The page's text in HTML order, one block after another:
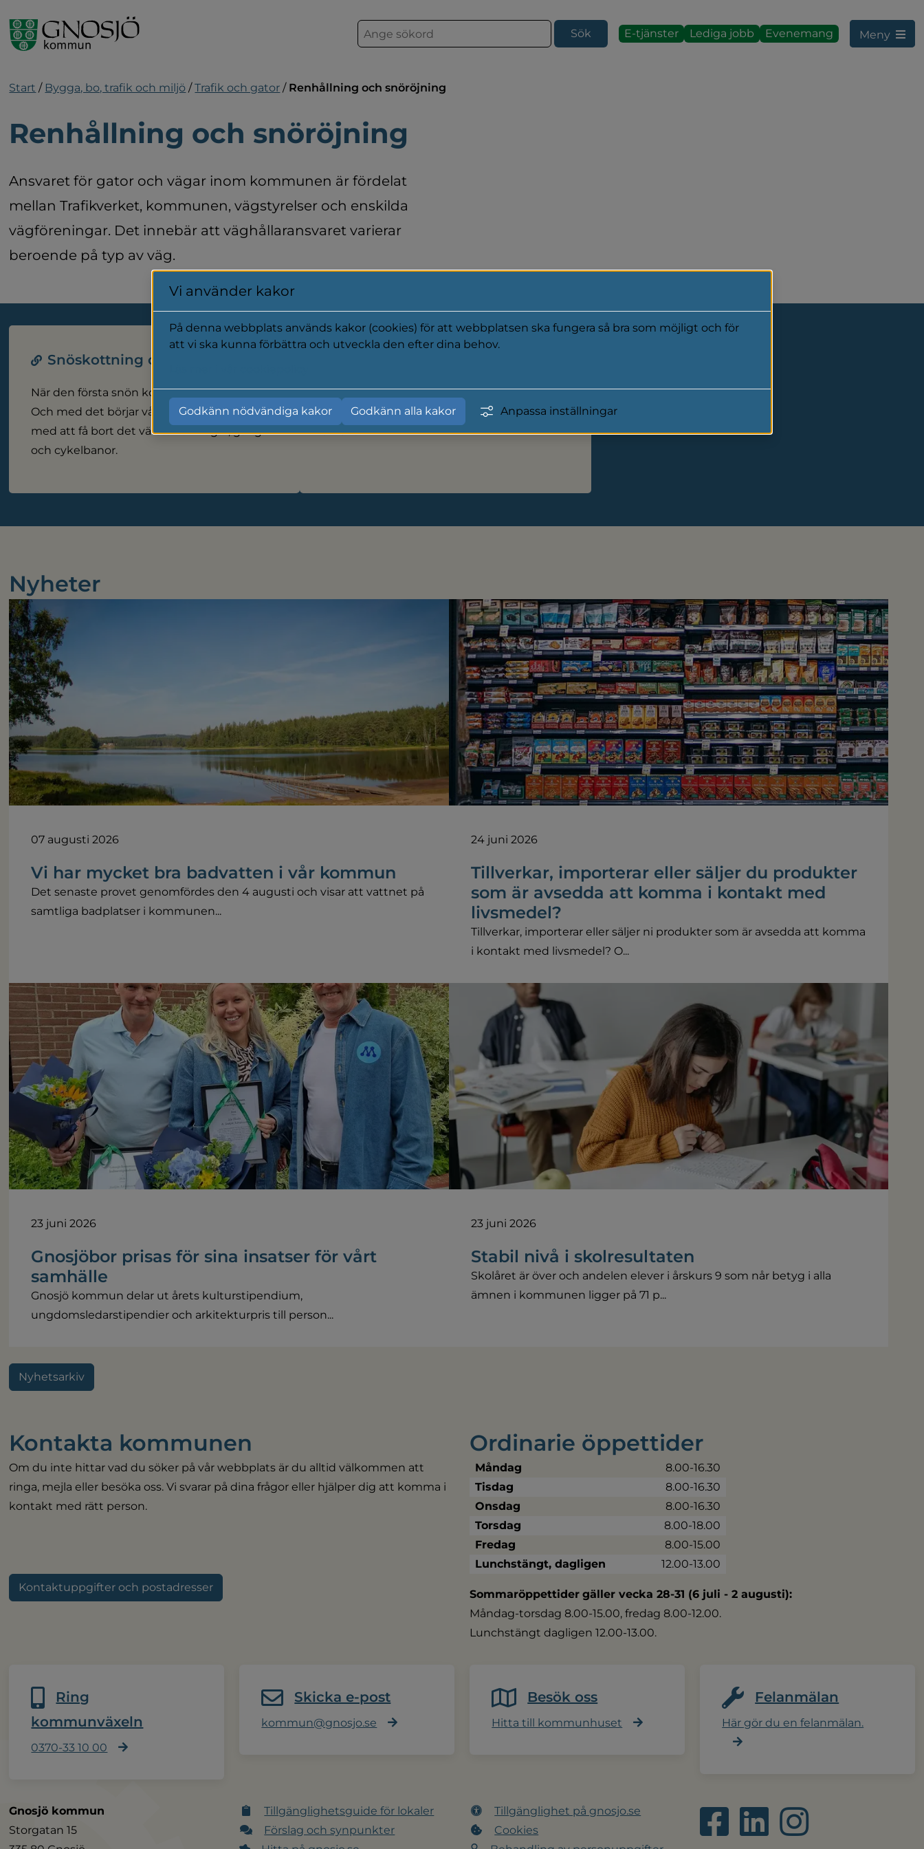
S
ö
E-tjänster Lediga jobb Evenemang Meny
Start / Bygga, bo, trafik och miljö / Trafik och gator / Renhållning och snöröjning
Renhållning och snöröjning
Ansvaret för gator och vägar inom kommunen är fördelat
mellan Trafikverket, kommunen, vägstyrelser och enskilda
vägföreningar. Det innebär att väghållaransvaret varierar
beroende på typ av väg.
Snöskottning och sandning
När den första snön kommer är vintern här.
Och med det börjar våra snöröjare sitt arbete
med att få bort det värsta från vägar, gång-
och cykelbanor.
Vår kommun ska vara en fin plats att leva i,
därför ser vi till att våra gator och trottoarer
är rena.
Nyheter
07 augusti 2026
Vi har mycket bra badvatten i vår kommun
Det senaste provet genomfördes den 4 augusti och visar att vattnet på
samtliga badplatser i kommunen...
24 juni 2026
Tillverkar, importerar eller säljer du produkter
som är avsedda att komma i kontakt med
livsmedel?
Tillverkar, importerar eller säljer ni produkter som är avsedda att komma
i kontakt med livsmedel? O...
23 juni 2026
Gnosjöbor prisas för sina insatser för vårt
samhälle
Gnosjö kommun delar ut årets kulturstipendium,
ungdomsledarstipendier och arkitekturpris till person...
23 juni 2026
Stabil nivå i skolresultaten
Skolåret är över och andelen elever i årskurs 9 som når betyg i alla
ämnen i kommunen ligger på 71 p...
Nyhetsarkiv
Kontakta kommunen
Om du inte hittar vad du söker på vår webbplats är du alltid välkommen att
ringa, mejla eller besöka oss. Vi svarar på dina frågor eller hjälper dig att komma i
kontakt med rätt person.
Kontaktuppgifter och postadresser
Ordinarie öppettider
Måndag
8.00-16.30
Tisdag
8.00-16.30
Onsdag
8.00-16.30
Torsdag
8.00-18.00
Fredag
8.00-15.00
Lunchstängt, dagligen
12.00-13.00
Sommaröppettider gäller vecka 28-31 (6 juli - 2 augusti):
Måndag-torsdag 8.00-15.00, fredag 8.00-12.00.
Lunchstängt dagligen 12.00-13.00.
Ring
kommunväxeln
0370-33 10 00
Skicka e-post
kommun@gnosjo.se
Besök oss
Hitta till kommunhuset
Felanmälan
Här gör du en felanmälan.
Gnosjö kommun
Storgatan 15
Tillgänglighetsguide för lokaler
Förslag och synpunkter
Tillgänglighet på gnosjo.se
Cookies
Vi använder kakor
På denna webbplats används kakor (cookies) för att webbplatsen ska fungera så bra som möjligt och för
att vi ska kunna förbättra och utveckla den efter dina behov.
Godkänn nödvändiga kakor Godkänn alla kakor Anpassa inställningar